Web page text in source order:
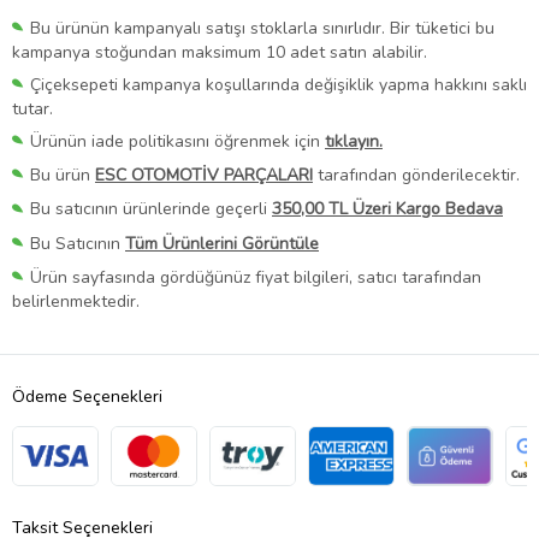
Bu ürünün kampanyalı satışı stoklarla sınırlıdır. Bir tüketici bu
kampanya stoğundan maksimum 10 adet satın alabilir.
Çiçeksepeti kampanya koşullarında değişiklik yapma hakkını saklı
tutar.
Ürünün iade politikasını öğrenmek için tıklayın.
Bu ürün ESC OTOMOTİV PARÇALARI tarafından gönderilecektir.
Bu satıcının ürünlerinde geçerli 350,00 TL Üzeri Kargo Bedava
Bu Satıcının Tüm Ürünlerini Görüntüle
Ürün sayfasında gördüğünüz fiyat bilgileri, satıcı tarafından
belirlenmektedir.
Ödeme Seçenekleri
Taksit Seçenekleri